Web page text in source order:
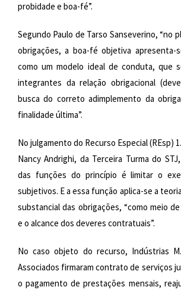
probidade e boa-fé”.
Segundo Paulo de Tarso Sanseverino, “no
obrigações, a boa-fé objetiva apresenta-
como um modelo ideal de conduta, que
integrantes da relação obrigacional
busca do correto adimplemento da
finalidade última”.
No julgamento do Recurso Especial (REsp)
Nancy Andrighi, da Terceira Turma do
das funções do princípio é limitar o
subjetivos. E a essa função aplica-se a
substancial das obrigações, “como meio
e o alcance dos deveres contratuais”.
No caso objeto do recurso, Indústrias
Associados firmaram contrato de serviços
o pagamento de prestações mensais,